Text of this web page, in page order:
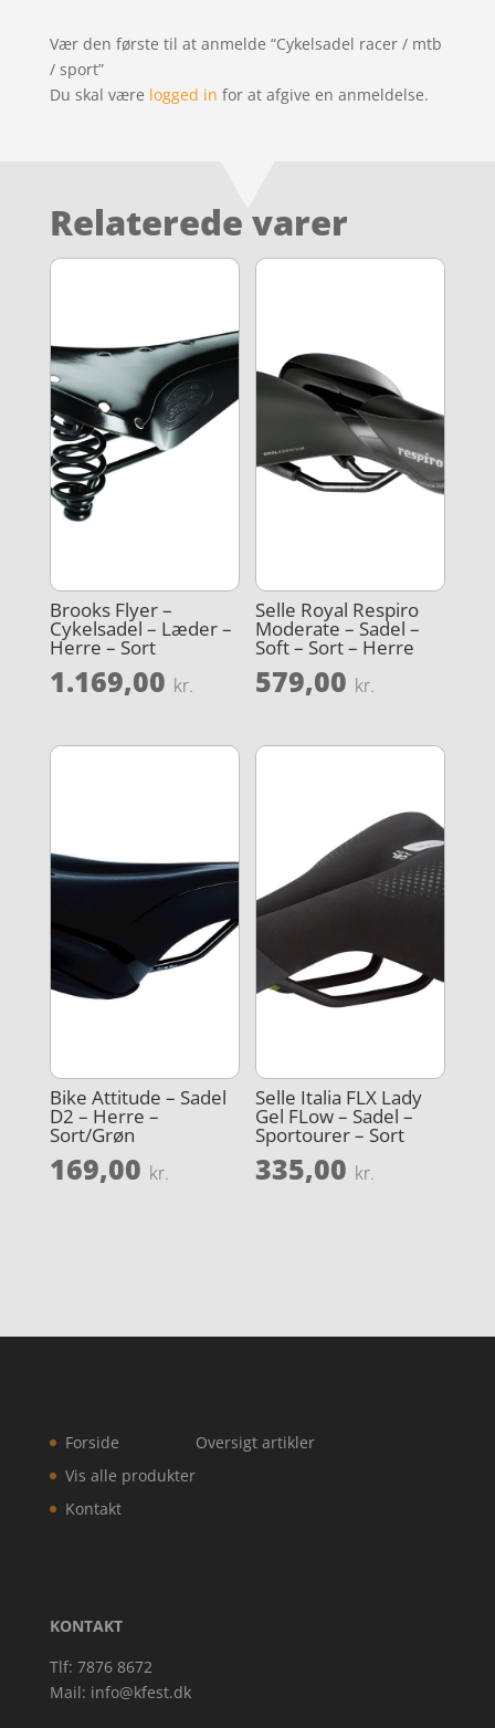
Vær den første til at anmelde “Cykelsadel racer / mtb
/ sport”
Du skal være logged in for at afgive en anmeldelse.
Relaterede varer
Brooks Flyer –
Cykelsadel – Læder –
Herre – Sort
1.169,00 kr.
Selle Royal Respiro
Moderate – Sadel –
Soft – Sort – Herre
579,00 kr.
Bike Attitude – Sadel
D2 – Herre –
Sort/Grøn
169,00 kr.
Selle Italia FLX Lady
Gel FLow – Sadel –
Sportourer – Sort
335,00 kr.
Forside
Vis alle produkter
Kontakt
Oversigt artikler
KONTAKT
Tlf: 7876 8672
Mail: info@kfest.dk